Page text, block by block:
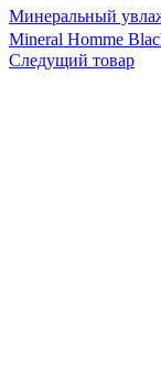
Минеральный
Mineral Homme
Следущий товар